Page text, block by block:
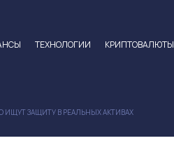
ТЕХНОЛОГИИ КРИПТОВАЛЮТЫ
ЗАЩИТУ В РЕАЛЬНЫХ АКТИВАХ